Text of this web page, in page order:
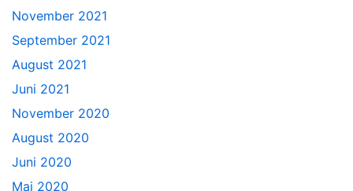
November 2021
September 2021
August 2021
Juni 2021
November 2020
August 2020
Juni 2020
Mai 2020